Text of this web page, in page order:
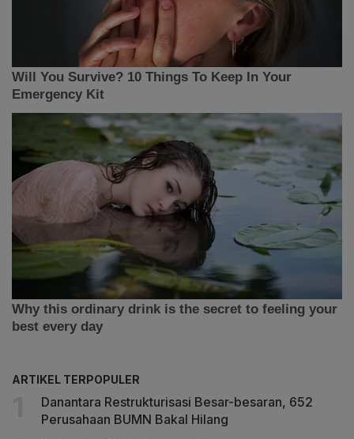
ARTIKEL TERPOPULER
Danantara Restrukturisasi Besar-besaran, 652
Perusahaan BUMN Bakal Hilang